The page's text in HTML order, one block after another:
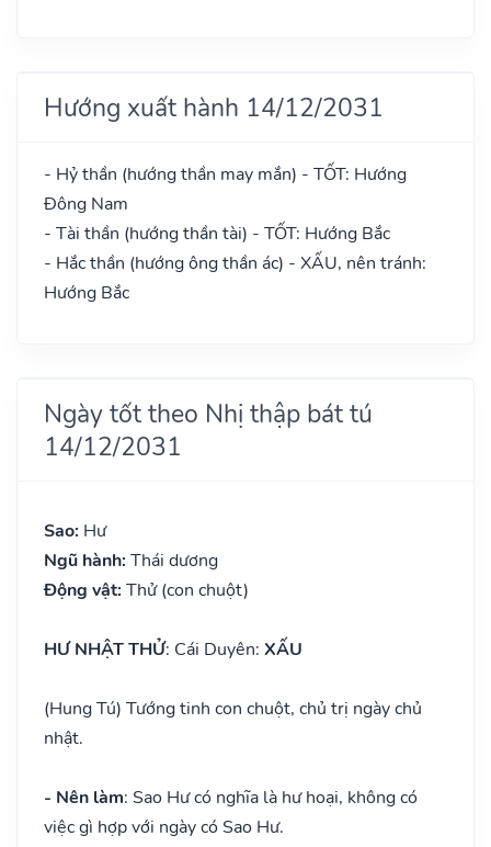
Hướng xuất hành 14/12/2031
- Hỷ thần (hướng thần may mắn) - TỐT: Hướng
Đông Nam
- Tài thần (hướng thần tài) - TỐT: Hướng Bắc
- Hắc thần (hướng ông thần ác) - XẤU, nên tránh:
Hướng Bắc
Ngày tốt theo Nhị thập bát tú
14/12/2031
Sao: Hư
Ngũ hành: Thái dương
Động vật: Thử (con chuột)
HƯ NHẬT THỬ: Cái Duyên: XẤU
(Hung Tú) Tướng tinh con chuột, chủ trị ngày chủ
nhật.
- Nên làm: Sao Hư có nghĩa là hư hoại, không có
việc gì hợp với ngày có Sao Hư.